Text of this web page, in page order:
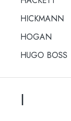
HICKMANN
HOGAN
HUGO BOSS
I